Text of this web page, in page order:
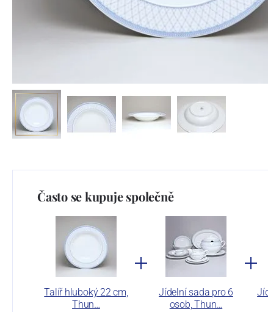
Často se kupuje společně
Talíř hluboký 22 cm,
Thun…
Jídelní sada pro 6
osob, Thun…